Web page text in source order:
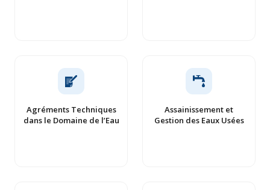
Agréments Techniques
dans le Domaine de l’Eau
Assainissement et
Gestion des Eaux Usées